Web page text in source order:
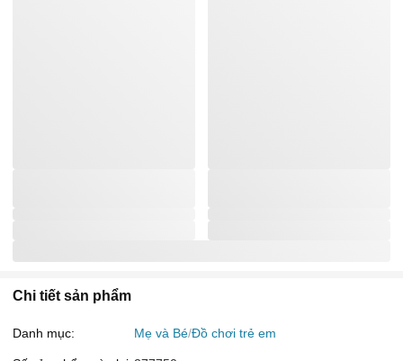
Chi tiết sản phẩm
Danh mục: Mẹ và Bé Đồ chơi trẻ em